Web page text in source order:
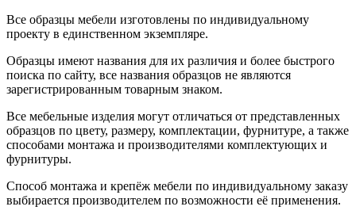
Все образцы мебели изготовлены по индивидуальному
проекту в единственном экземпляре.
Образцы имеют названия для их различия и более быстрого
поиска по сайту, все названия образцов не являются
зарегистрированным товарным знаком.
Все мебельные изделия могут отличаться от представленных
образцов по цвету, размеру, комплектации, фурнитуре, а также
способами монтажа и производителями комплектующих и
фурнитуры.
Способ монтажа и крепёж мебели по индивидуальному заказу
выбирается производителем по возможности её применения.